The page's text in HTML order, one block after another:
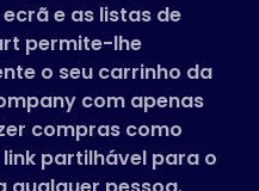
e as listas de
permite-lhe
o seu carrinho da
com apenas
compras como
partilhável para o